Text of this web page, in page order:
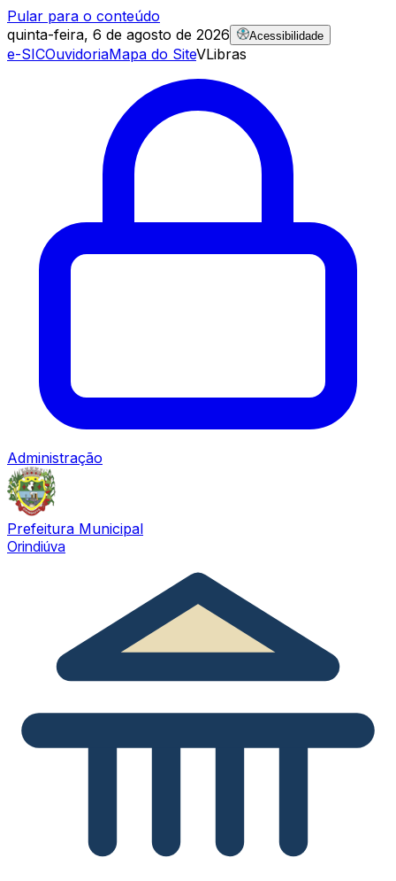
Pular para o conteúdo
quinta-feira, 6 de agosto de 2026
Acessibilidade
e-SICOuvidoriaMapa do SiteVLibras
Administração
Prefeitura Municipal
Orindiúva